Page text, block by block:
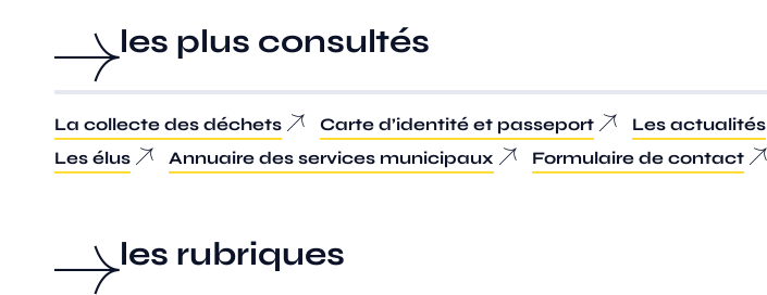
les plus consultés
La collecte des déchets Carte d’identité et passeport Les actualités
Les élus
Annuaire des services municipaux Formulaire de contact
les rubriques